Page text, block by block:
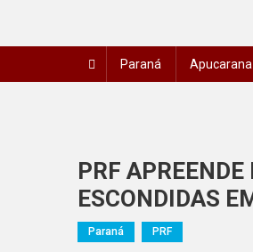
Paraná Apucarana
PRF
ESCONDIDAS
Paraná PRF